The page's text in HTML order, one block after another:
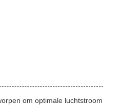
om optimale luchtstroom